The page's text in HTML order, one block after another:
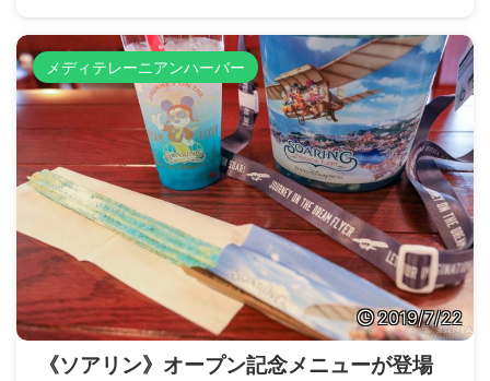
メディテレーニアンハーバー
2019/7/22
《ソアリン》オープン記念メニューが登場